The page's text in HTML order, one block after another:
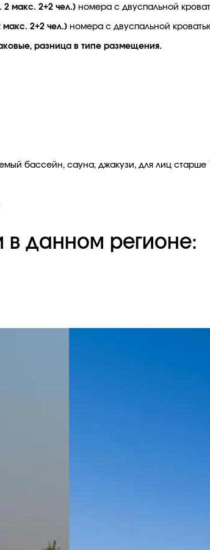
2 макс. 2+2 чел.) номера с двуспальной
макс. 2+2 чел.) номера с двуспальной
разница в типе размещения.
бассейн, сауна, джакузи, для лиц старше
в данном регионе: